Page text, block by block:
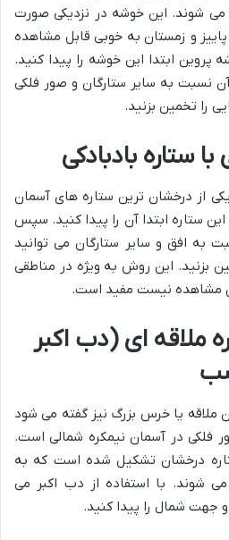
شوند. این خوشه در نزدیکی صورت
پاییز و زمستان به خوبی قابل مشاهده
ابتدا این خوشه را پیدا کنید.
نسبت به سایر ستارگان و صور فلکی
را تخمین بزنید.
ستاره بادبادکی
یکی از درخشان ترین ستاره های آسمان
ستاره ابتدا آن را پیدا کنید. سپس
به افق و سایر ستارگان می توانید
بزنید. این روش به ویژه در مناطقی
مشاهده نیست مفید است.
ملاقه ای (دب اکبر
ملاقه یا خرس بزرگ نیز گفته می شود
فلکی در آسمان نیمکره شمالی است.
درخشان تشکیل شده است که به
شوند. با استفاده از دب اکبر می
جهت شمال را پیدا کنید.